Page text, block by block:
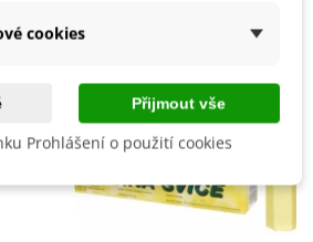
cookies
Přijmout vše
Prohlášení o použití cookies